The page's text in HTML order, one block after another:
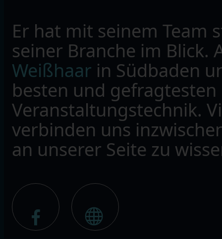
Er hat mit seinem Team
seiner Branche im Blick.
Weißhaar in Südbaden
besten und
Veranstaltungstechnik.
verbinden uns
an unserer Seite zu